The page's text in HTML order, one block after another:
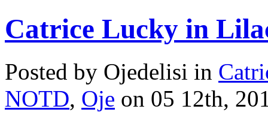
Catrice Lucky in
Posted by Ojedelisi in
NOTD, Oje on 05 12th,